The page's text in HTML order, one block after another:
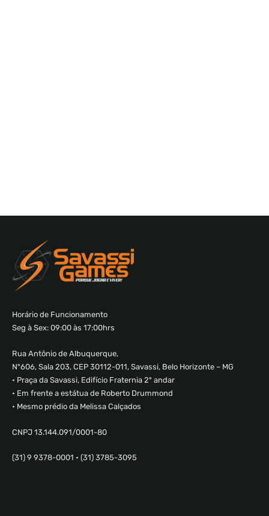
Horário de Funcionamento
Seg à Sex: 09:00 às 17:00hrs
Rua Antônio de Albuquerque,
Nº606, Sala 203, CEP 30112-011, Savassi, Belo Horizonte – MG
• Praça da Savassi, Edifício Fraternia 2º andar
• Em frente a estátua de Roberto Drummond
• Mesmo prédio da Melissa Calçados
CNPJ 13.144.091/0001-80
(31) 9 9378-0001 • (31) 3785-3095